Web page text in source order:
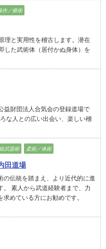
作／療術
理と実用性を稽古します。潜在
した武術体（居付かぬ身体）を
益財団法人合気会の登録道場で
な人との広い出会い、楽しい稽
武器術 柔術／体術
田道場
の伝統を踏まえ、より近代的に進
。 素人から武道経験者まで、力
めている方にお勧めです。